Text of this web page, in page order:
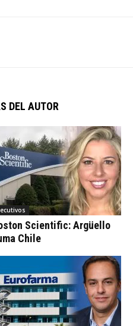
DEL AUTOR
Scientific: Argüello
Chile